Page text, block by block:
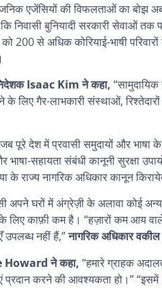
एजेंसियों की विफलताओं का बोझ
निवासी बुनियादी सरकारी
200 से अधिक कोरियाई-भाषी
निदेशक Isaac Kimने कहा,
के लिए गैर-लाभकारी संस्थाओं,
पूरे देश में प्रवासी समुदायों और भाषा
सहायता संबंधी कानूनी सुरक्षा
के राज्य नागरिक अधिकार कानून
घरों में अंग्रेज़ी के अलावा कोई
के लिए काफ़ी कम है। “हज़ारों कम आय
उपलब्ध नहीं हैं,”नागरिक अधिकार
Howard ने कहा, “हमारे ग्राहक
करने की आवश्यकता हो।”“इसमें